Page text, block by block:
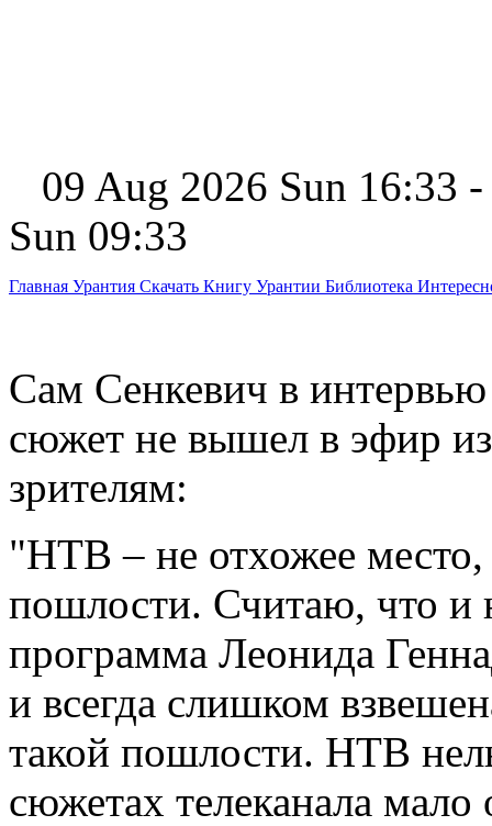
09 Aug 2026 Sun 16:33
Sun 09:33
Главная Урантия Скачать Книгу Урантии Библиотека
Сам Сенкевич в
сюжет не вышел в эфир
зрителям:
"НТВ – не отхожее место,
пошлости. Считаю, что и
программа Леонида
и всегда слишком
такой пошлости. НТВ
сюжетах телеканала